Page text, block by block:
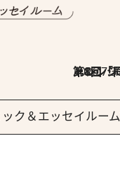
第8回「同人誌即売会
ク＆エッセイルー